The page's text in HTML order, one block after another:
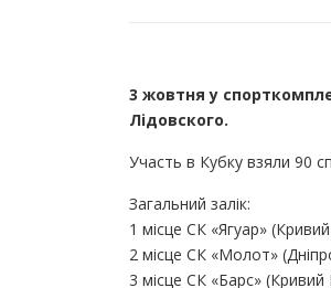
3 жовтня у
Лідовского.
Участь в Кубку взяли 90
Загальний залік:
1 місце СК «Ягуар» (Кривий
2 місце СК «Молот»
3 місце СК «Барс» (Кривий